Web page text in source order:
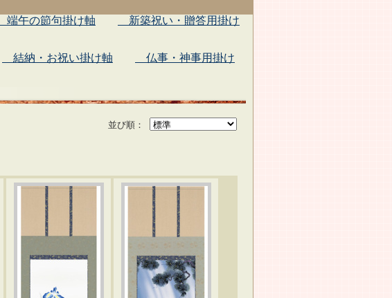
端午の節句掛け軸
新築祝い・贈答用掛け
結納・お祝い掛け軸
仏事・神事用掛け
並び順：